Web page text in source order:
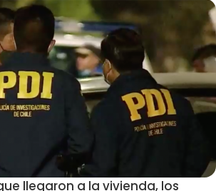
llegaron a la vivienda, los